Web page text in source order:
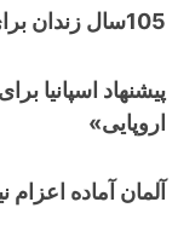
105سال زندان برای قتل کماندوی هلندی
پیشنهاد اسپانیا
اروپایی»
آلمان آماده اعزام